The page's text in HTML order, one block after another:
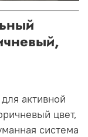
активной
цвет,
система